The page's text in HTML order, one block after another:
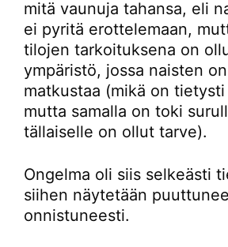
mitä vaunuja tahansa, eli
ei pyritä erottelemaan,
tilojen tarkoituksena on
ympäristö, jossa naisten
matkustaa (mikä on
mutta samalla on toki
tällaiselle on ollut tarve).
Ongelma oli siis selkeästi
siihen näytetään
onnistuneesti.